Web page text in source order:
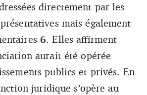
directement par les
mais également
6. Elles affirment
aurait été opérée
publics et privés. En
juridique s’opère au